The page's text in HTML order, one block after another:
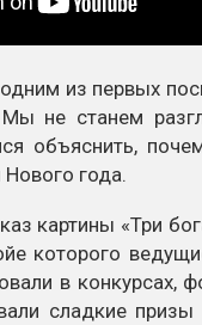
из первых
Мы не станем
объяснить,
года.
картины «Три
которого
в
сладкие